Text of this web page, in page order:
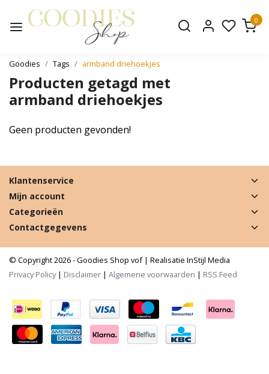
0
Goodies Tags armband driehoekjes
Producten getagd met
armband driehoekjes
Geen producten gevonden!
Klantenservice
Mijn account
Categorieën
Contactgegevens
© Copyright 2026 - Goodies Shop vof | Realisatie InStijl Media
Privacy Policy| Disclaimer | Algemene voorwaarden | RSS Feed